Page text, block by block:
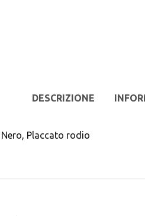
DESCRIZIONE
Placcato rodio